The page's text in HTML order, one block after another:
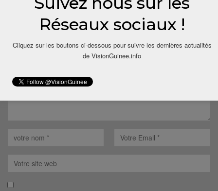
LAISSER UN COMMENTAIRE
Votre adresse email ne sera pas publiée.
Réseaux sociaux !
Cliquez sur les boutons ci-dessous pour suivre les dernières actualités
de VisionGuinee.info